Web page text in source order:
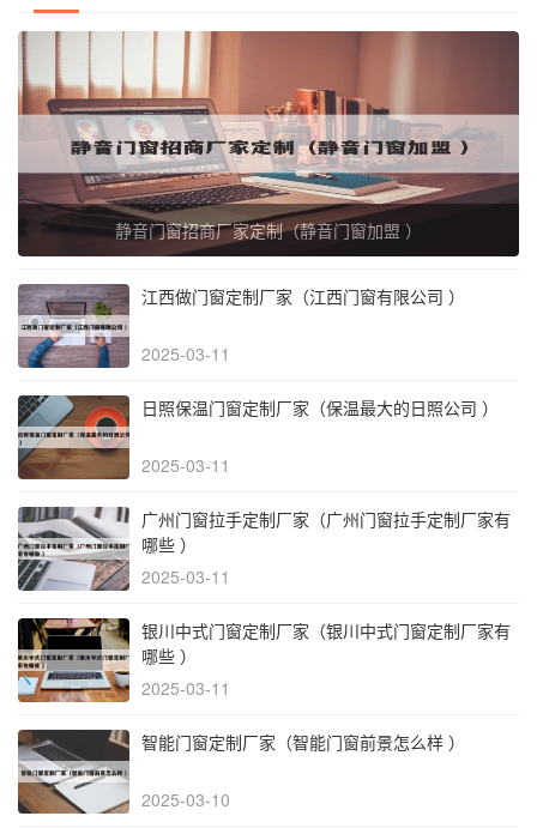
静音门窗招商厂家定制（静音门窗加盟 ）
江西做门窗定制厂家（江西门窗有限公司 ）
2025-03-11
日照保温门窗定制厂家（保温最大的日照公司 ）
2025-03-11
广州门窗拉手定制厂家（广州门窗拉手定制厂家有
哪些 ）
2025-03-11
银川中式门窗定制厂家（银川中式门窗定制厂家有
哪些 ）
2025-03-11
智能门窗定制厂家（智能门窗前景怎么样 ）
2025-03-10